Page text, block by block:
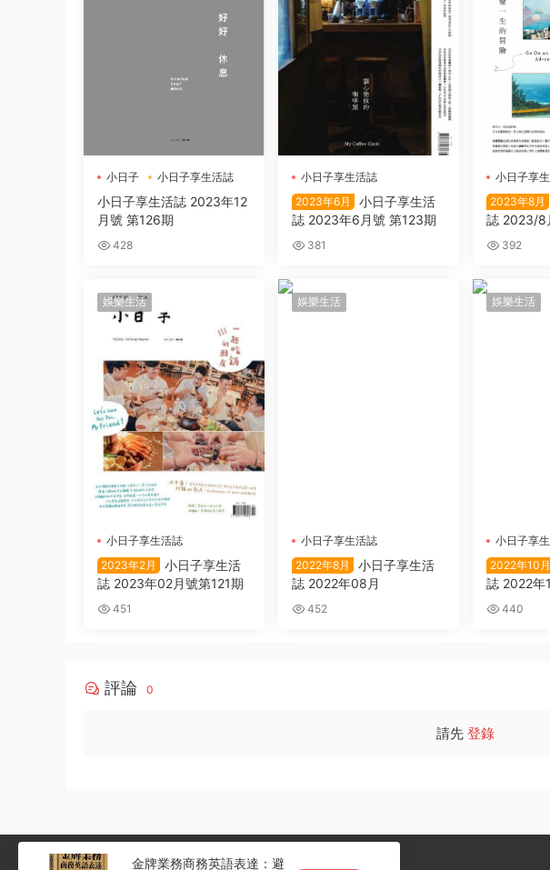
小日子 小日子享生活誌
小日子享生活誌 2023年12
月號 第126期
428
小日子享生活誌
2023年6月
小日子享生活
誌 2023年6月號 第123期
381
小日子享
2023年8月
誌 2023/8
392
娛樂生活
小日子享生活誌
2023年2月
小日子享生活
誌 2023年02月號第121期
451
娛樂生活
小日子享生活誌
2022年8月
小日子享生活
誌 2022年08月
452
娛樂生活
小日子享
2022年10月
誌 2022年
440
評論 0
請先 登錄
金牌業務商務英語表達：避